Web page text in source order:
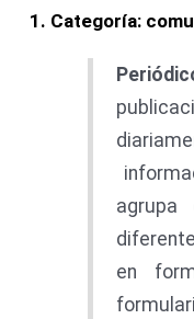
1 . Categoría:
Periódic
agrupa
en